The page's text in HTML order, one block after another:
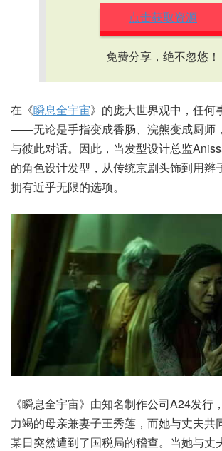
点击获取资源
免费分享，绝不忽悠！
在《瞬息全宇宙》的庞大世界观中，任何
——无论是手指变成香肠、浣熊变成厨师
与彼此对话。因此，当发型设计总监
的角色设计发型，从传统京剧头饰到用辫
拥有近乎无限的选项。
《瞬息全宇宙》由知名制作公司A24发行，
力竭的母亲兼妻子王秀莲，而她与丈夫共
某日突然遭到了国税局的稽查。当她与丈